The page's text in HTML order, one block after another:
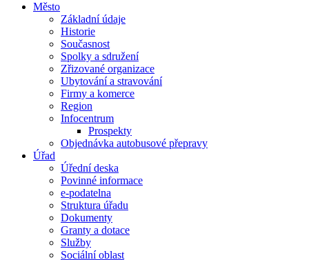
Město
Základní údaje
Historie
Současnost
Spolky a sdružení
Zřizované organizace
Ubytování a stravování
Firmy a komerce
Region
Infocentrum
Prospekty
Objednávka autobusové přepravy
Úřad
Úřední deska
Povinné informace
e-podatelna
Struktura úřadu
Dokumenty
Granty a dotace
Služby
Sociální oblast